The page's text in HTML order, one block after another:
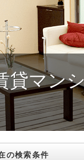
貸マン
の検索条件